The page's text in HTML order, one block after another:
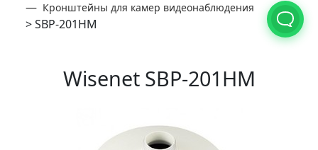
Кронштейны для камер видеонаблюдения
> SBP-201HM
Wisenet SBP-201HM